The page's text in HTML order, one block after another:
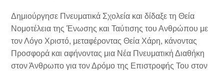
Δημιούργησε Πνευματικά Σχολεία και δίδαξε τη Θεία
Νομοτέλεια της Ένωσης και Ταύτισης του Ανθρώπου με
τον Λόγο Χριστό, μεταφέροντας Θεία Χάρη, κάνοντας
Προσφορά και αφήνοντας μια Νέα Πνευματική Διαθήκη
στον Άνθρωπο για τον Δρόμο της Επιστροφής Του στον